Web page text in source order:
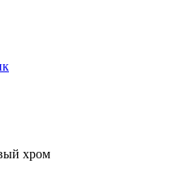
хром